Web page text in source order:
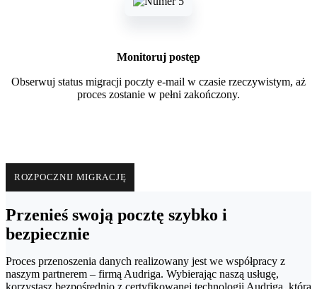
Monitoruj postęp
Obserwuj status migracji poczty e-mail w czasie rzeczywistym, aż
proces zostanie w pełni zakończony.
ROZPOCZNIJ MIGRACJĘ
Przenieś swoją pocztę szybko i
bezpiecznie
Proces przenoszenia danych realizowany jest we współpracy z
naszym partnerem – firmą Audriga. Wybierając naszą usługę,
korzystasz bezpośrednio z certyfikowanej technologii Audriga, która